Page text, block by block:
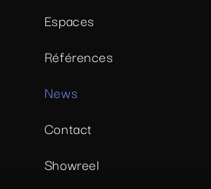
Espaces
Références
News
Contact
Showreel